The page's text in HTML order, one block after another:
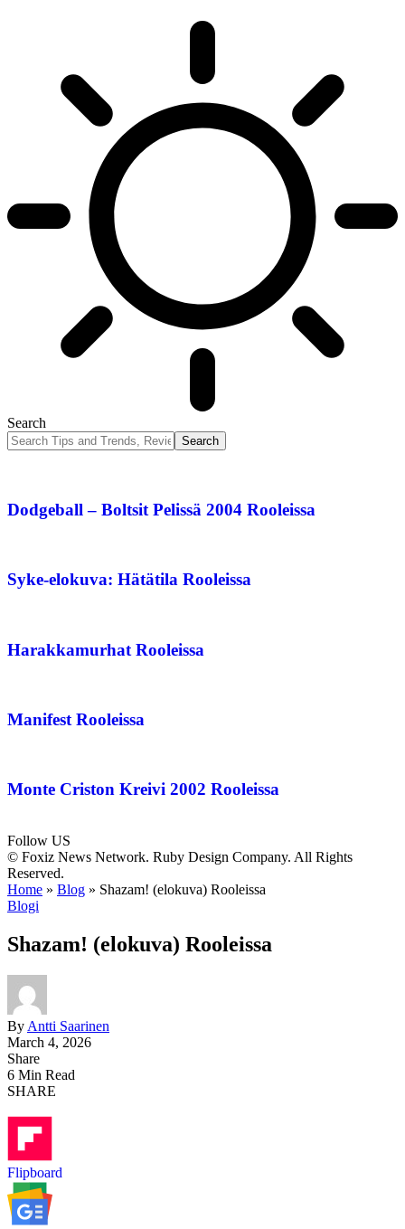
Search
Dodgeball – Boltsit Pelissä 2004 Rooleissa
Syke-elokuva: Hätätila Rooleissa
Harakkamurhat Rooleissa
Manifest Rooleissa
Monte Criston Kreivi 2002 Rooleissa
Follow US
© Foxiz News Network. Ruby Design Company. All Rights
Reserved.
Home » Blog » Shazam! (elokuva) Rooleissa
Blogi
Shazam! (elokuva) Rooleissa
By Antti Saarinen
March 4, 2026
Share
6 Min Read
SHARE
Flipboard